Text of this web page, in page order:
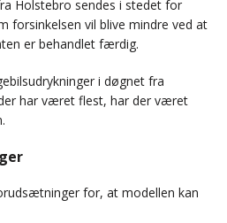
Holstebro sendes i stedet for
forsinkelsen vil blive mindre ved at
er behandlet færdig.
i døgnet fra
har været flest, har der været
for, at modellen kan